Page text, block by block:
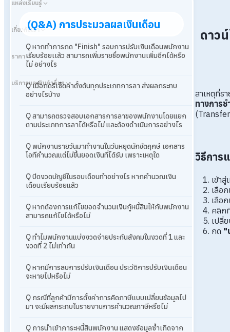
แหล่งเรียนรู้
เกี่ยวกับเรา
ราคา
บริการและสินค้าอื่นๆ
(Q&A) การประมวลผลเงินเดือน
Q หากทำการกด "Finish" รอบการปรับเงินเดือนพนักงาน
เรียบร้อยเเล้ว สามารถเพิ่มรายชื่อพนักงานเพิ่มอีกได้หรือ
ไม่ อย่างไร
Q เมื่อกดรีเซ็ตค่าตั้งต้นทุกประเภทการลา ส่งผลกระทบ
อย่างไรบ้าง
Q สามารถตรวจสอบเอกสารการลาของพนักงานโดยแยก
ตามประเภทการลาได้หรือไม่ และต้องดำเนินการอย่างไร
Q พนักงานรายวันมาทำงานในวันหยุดนักขัตฤกษ์ เอกสาร
โอทีคำนวณแต่ไม่ขึ้นยอดเงินที่ได้รับ เพราะเหตุใด
Q ปิดงวดบัญชีในรอบเดือนทำอย่างไร หากคำนวณเงิน
เดือนเรียบร้อยแล้ว
Q หากต้องการแก้ไขยอดจำนวนเงินกู้หนี้สินให้กับพนักงาน
สามารถแก้ไขได้หรือไม่
Q ทำไมพนักงานแบ่งงวดจ่ายประกันสังคมในงวดที่ 1 และ
งวดที่ 2 ไม่เท่ากัน
Q หากมีการลบการปรับเงินเดือน ประวัติการปรับเงินเดือน
จะหายไปหรือไม่
Q กรณีที่ลูกค้ามีการตั้งค่าการคิดภาษีแบบเปลี่ยนข้อมูลไป
มา จะมีผลกระทบในรายงานการคำนวณภาษีหรือไม่
Q การนำเข้าภาระหนี้สินพนักงาน แสดงข้อมูลซ้ำเกิดจาก
ดาว
สาเหตุที่ร
ทางการ
วิธีการ
เข้าสู่
เลือ
เลือ
คลิก
เปลี่
กด "